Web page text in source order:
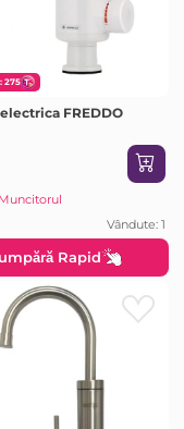
275
FREDDO
Vândute: 1
Rapid